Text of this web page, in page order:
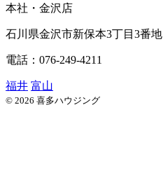
本社・金沢店
石川県金沢市新保本3丁目3番地
電話：076-249-4211
福井 富山
© 2026 喜多ハウジング